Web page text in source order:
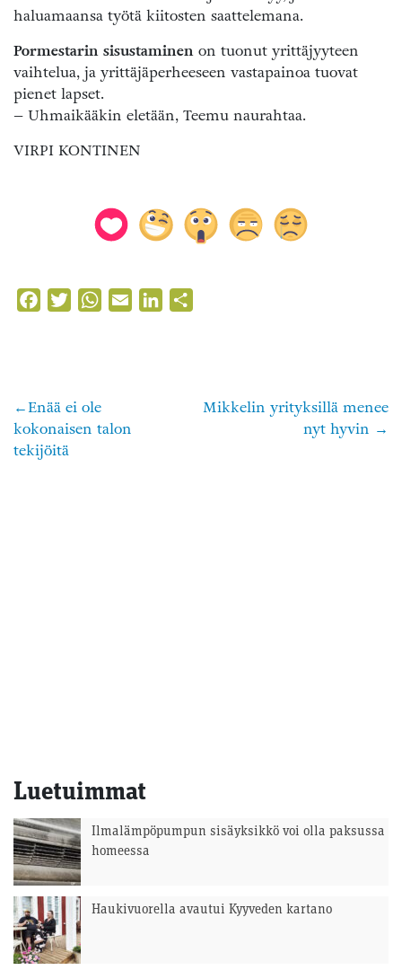
haluamaansa työtä kiitosten saattelemana.
Pormestarin sisustaminen on tuonut yrittäjyyteen
vaihtelua, ja yrittäjäperheeseen vastapainoa tuovat
pienet lapset.
– Uhmaikääkin eletään, Teemu naurahtaa.
VIRPI KONTINEN
FacebookTwitterWhatsApp
Email LinkedIn
Artikkelien
selaus
Enää ei ole
kokonaisen talon
tekijöitä
Mikkelin yrityksillä menee
nyt hyvin
Luetuimmat
Ilmalämpöpumpun sisäyksikkö voi olla paksussa
homeessa
Haukivuorella avautui Kyyveden kartano